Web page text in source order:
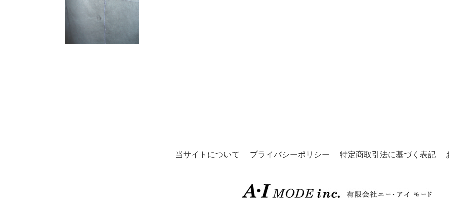
当サイトについて プライバシーポリシー 特定商取引法に基づく表記